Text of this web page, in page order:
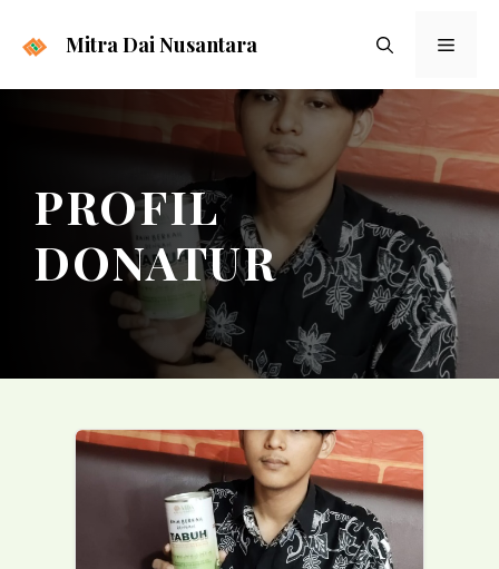
Mitra Dai Nusantara Menu
PROFIL
DONATUR